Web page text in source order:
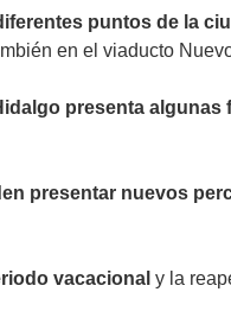
puntos de la
en el viaducto
presenta algunas
presentar nuevos
vacacional y la